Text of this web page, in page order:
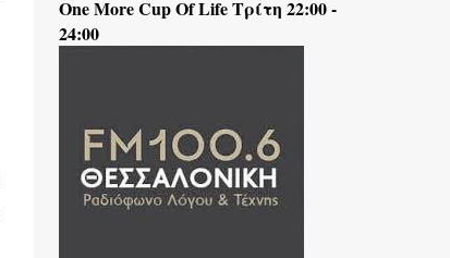
One More Cup Of Life Τρίτη 22:00 -
24:00